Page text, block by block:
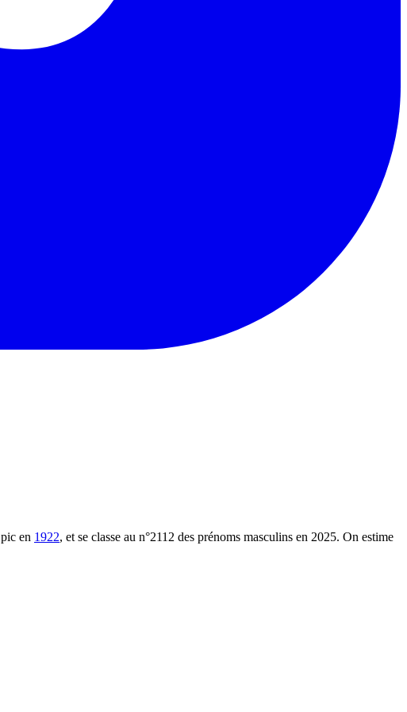
en 1922, et se classe au n°2112 des prénoms masculins en 2025. On estime